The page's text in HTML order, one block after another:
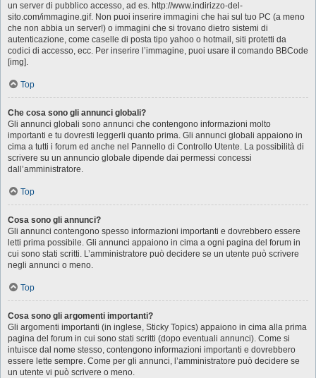
un server di pubblico accesso, ad es. http://www.indirizzo-del-
sito.com/immagine.gif. Non puoi inserire immagini che hai sul tuo PC (a meno
che non abbia un server!) o immagini che si trovano dietro sistemi di
autenticazione, come caselle di posta tipo yahoo o hotmail, siti protetti da
codici di accesso, ecc. Per inserire l’immagine, puoi usare il comando BBCode
[img].
Top
Che cosa sono gli annunci globali?
Gli annunci globali sono annunci che contengono informazioni molto
importanti e tu dovresti leggerli quanto prima. Gli annunci globali appaiono in
cima a tutti i forum ed anche nel Pannello di Controllo Utente. La possibilità di
scrivere su un annuncio globale dipende dai permessi concessi
dall’amministratore.
Top
Cosa sono gli annunci?
Gli annunci contengono spesso informazioni importanti e dovrebbero essere
letti prima possibile. Gli annunci appaiono in cima a ogni pagina del forum in
cui sono stati scritti. L’amministratore può decidere se un utente può scrivere
negli annunci o meno.
Top
Cosa sono gli argomenti importanti?
Gli argomenti importanti (in inglese, Sticky Topics) appaiono in cima alla prima
pagina del forum in cui sono stati scritti (dopo eventuali annunci). Come si
intuisce dal nome stesso, contengono informazioni importanti e dovrebbero
essere lette sempre. Come per gli annunci, l’amministratore può decidere se
un utente vi può scrivere o meno.